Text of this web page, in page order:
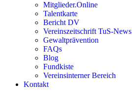
Mitglieder.Online
Talentkarte
Bericht DV
Vereinszeitschrift TuS-News
Gewaltprävention
FAQs
Blog
Fundkiste
Vereinsinterner Bereich
Kontakt